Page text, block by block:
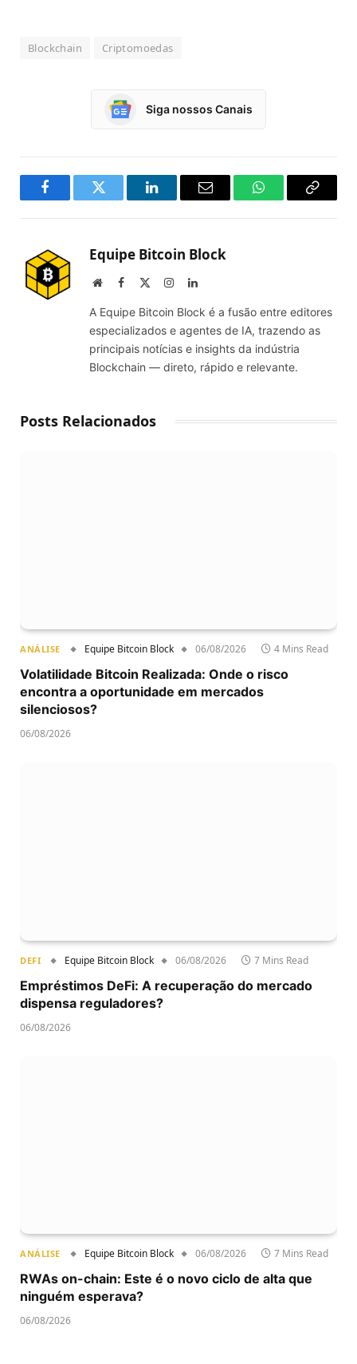
Blockchain Criptomoedas
Siga nossos Canais
FacebookTwitter LinkedInEmail WhatsAppCopy
Equipe Bitcoin Block
WebsiteFacebook InstagramLinkedIn
A Equipe Bitcoin Block é a fusão entre editores
especializados e agentes de IA, trazendo as
principais notícias e insights da indústria
Blockchain — direto, rápido e relevante.
Posts Relacionados
ANÁLISE Equipe Bitcoin Block 06/08/2026 4 Mins Read
Volatilidade Bitcoin Realizada: Onde o risco
encontra a oportunidade em mercados
silenciosos?
06/08/2026
DEFI Equipe Bitcoin Block 06/08/2026 7 Mins Read
Empréstimos DeFi: A recuperação do mercado
dispensa reguladores?
06/08/2026
ANÁLISE Equipe Bitcoin Block 06/08/2026 7 Mins Read
RWAs on-chain: Este é o novo ciclo de alta que
ninguém esperava?
06/08/2026